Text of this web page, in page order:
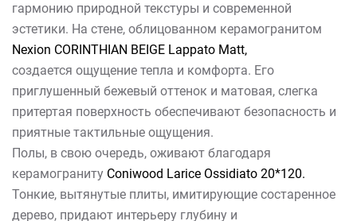
гармонию природной текстуры и современной
эстетики. На стене, облицованном керамогранитом
Nexion CORINTHIAN BEIGE Lappato Matt,
создается ощущение тепла и комфорта. Его
приглушенный бежевый оттенок и матовая, слегка
притертая поверхность обеспечивают безопасность и
приятные тактильные ощущения.
Полы, в свою очередь, оживают благодаря
керамограниту Coniwood Larice Ossidiato 20*120.
Тонкие, вытянутые плиты, имитирующие состаренное
дерево, придают интерьеру глубину и